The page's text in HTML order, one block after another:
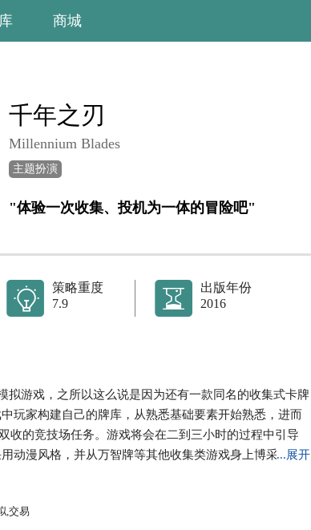
商城
千年之刃
Millennium Blades
主题扮演
"体验一次收集、投机为一体的冒险吧"
策略重度
7.9
出版年份
2016
拟游戏，之所以这么说是因为还有一款同名的收集式卡牌
玩家构建自己的牌库，从熟悉基础要素开始熟悉，进而
收的竞技场任务。游戏将会在二到三小时的过程中引导
动漫风格，并从万智牌等其他收集类游戏身上博采众
行交易，既要拿到好牌保证比赛成绩又要善于管理自
货币）。
...展开
,交易